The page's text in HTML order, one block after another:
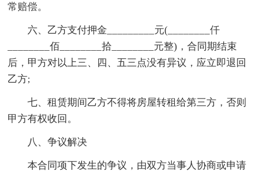
常赔偿。
六、乙方支付押金_________元(________仟
________佰________拾________元整)，合同期结束
后，甲方对以上三、四、五三点没有异议，应立即退回
乙方;
七、租赁期间乙方不得将房屋转租给第三方，否则
甲方有权收回。
八、争议解决
本合同项下发生的争议，由双方当事人协商或申请